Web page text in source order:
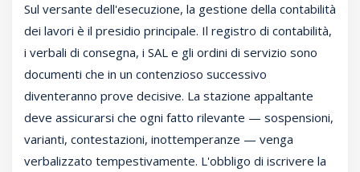
Sul versante dell'esecuzione, la gestione della contabilità
dei lavori è il presidio principale. Il registro di contabilità,
i verbali di consegna, i SAL e gli ordini di servizio sono
documenti che in un contenzioso successivo
diventeranno prove decisive. La stazione appaltante
deve assicurarsi che ogni fatto rilevante — sospensioni,
varianti, contestazioni, inottemperanze — venga
verbalizzato tempestivamente. L'obbligo di iscrivere la